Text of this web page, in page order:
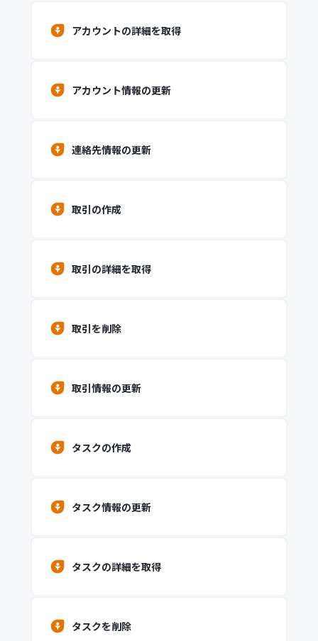
アカウントの詳細を取得
アカウント情報の更新
連絡先情報の更新
取引の作成
取引の詳細を取得
取引を削除
取引情報の更新
タスクの作成
タスク情報の更新
タスクの詳細を取得
タスクを削除